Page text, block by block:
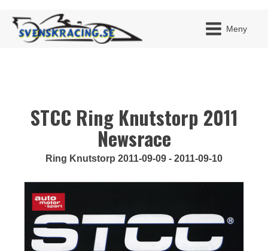
Meny
STCC Ring Knutstorp 2011
Newsrace
Ring Knutstorp 2011-09-09 - 2011-09-10